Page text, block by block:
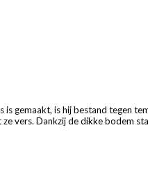
gemaakt, is hij bestand tegen
vers. Dankzij de dikke bodem